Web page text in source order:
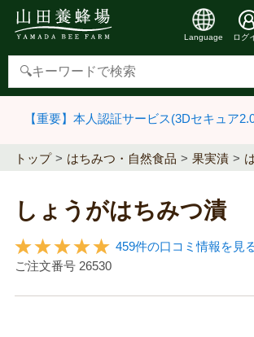
Language ログ
【重要】本人認証サービス(3Dセキュア
トップ はちみつ・自然食品 果実漬
しょうがはちみつ漬
459件の口コミ情報を見
ご注文番号 26530